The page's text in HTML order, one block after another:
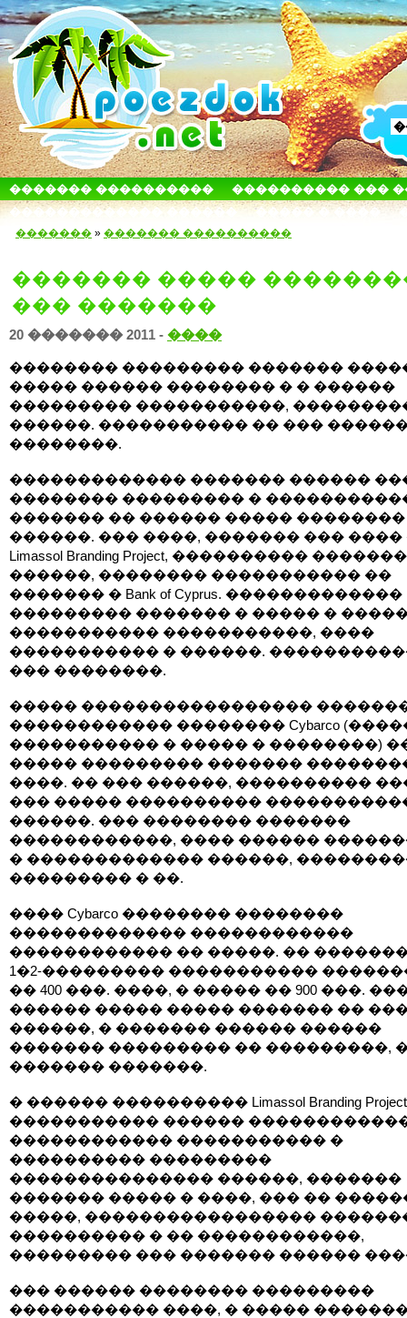
������� ����������
���������� ���
������������� ������
����� � ����
������� » ������� ����������
������� �����
��� �������
20 ������� 2011 - ����
�������� ��������� �������
����� ������ �������� � � ������
��������� �����������,
������. ����������� �� ���
��������.
������������� ������� ������
�������� ��������� �
������� �� ������ ����� ��������
������. ��� ����, ������� ��� ����
Limassol Branding Project, ����������
������, �������� ����������� ��
������� � Bank of Cyprus. �������������
��������� ������� � ����� �
����������� �����������, ����
����������� � ������.
��� ��������.
����� �����������������
������������ �������� Cybarco
����������� � ����� � ��������)
����� ��������� �������
����. �� ��� ������, ����������
��� ����� ����������
������. ��� �������� �������
������������, ���� ������
� ������������� ������,
��������� � ��.
���� Cybarco �������� ��������
������������� ������������
������������ �� �����. ��
1�2-��������� �����������
�� 400 ���. ����, � ����� �� 900 ���.
������ ����� ����� ������� ��
������, � ������� ������ ������
������� ��������� �� ���������,
������� �������.
� ������ ���������� Limassol Branding Project
����������� ������
������������ ����������� �
���������� ���������
��������������� ������, �������
������� ����� � ����, ��� ��
�����, �����������������
���������� � �� ������������,
��������� ��� ������� ������
��� ������ �������� ���������
����������� ����, � �����